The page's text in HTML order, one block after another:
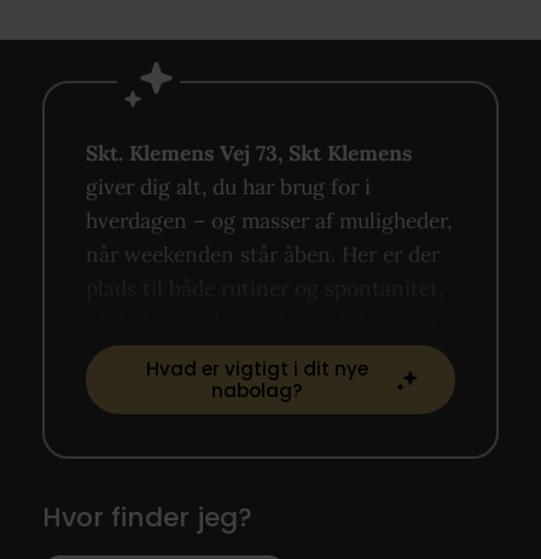
Skt. Klemens Vej 73, Skt Klemens
giver dig alt, du har brug for i
hverdagen – og masser af muligheder,
når weekenden står åben. Her er der
måde.
Hvad er vigtigt i dit nye
nabolag?
Hvor finder jeg?